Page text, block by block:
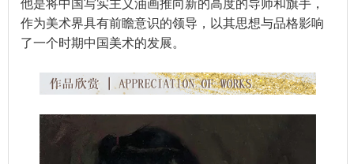
他是将中国写实主义油画推向新的高度的导师和旗手，
作为美术界具有前瞻意识的领导，以其思想与品格影响
了一个时期中国美术的发展。